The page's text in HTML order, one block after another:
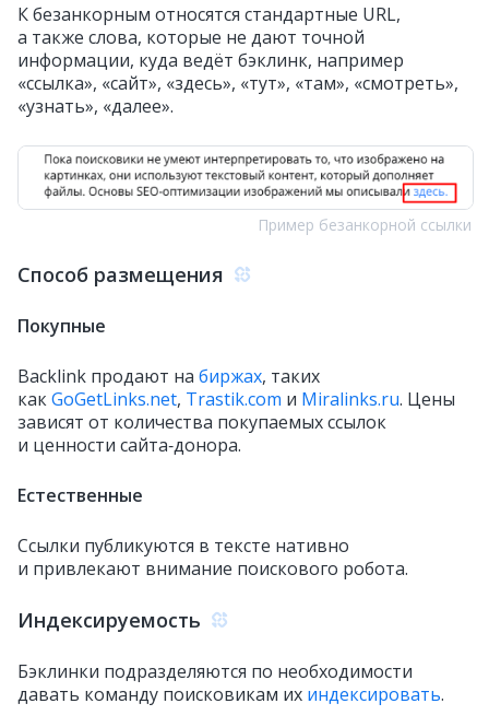
К безанкорным относятся стандартные URL,
а также слова, которые не дают точной
информации, куда ведёт бэклинк, например
«ссылка», «сайт», «здесь», «тут», «там», «смотреть»,
«узнать», «далее».
Пример безанкорной ссылки
Способ размещения
Покупные
Backlink продают на биржах, таких
какGoGetLinks.net, Trastik.com и Miralinks.ru. Цены
зависят от количества покупаемых ссылок
и ценности сайта‑донора.
Естественные
Ссылки публикуются в тексте нативно
и привлекают внимание поискового робота.
Индексируемость
Бэклинки подразделяются по необходимости
давать команду поисковикам их индексировать.